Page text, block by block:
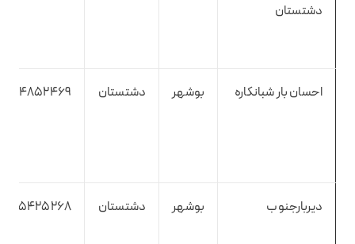
دشتستان
احسان بار شبانکاره بوشهر دشتستان
دیربارجنوب بوشهر دشتستان